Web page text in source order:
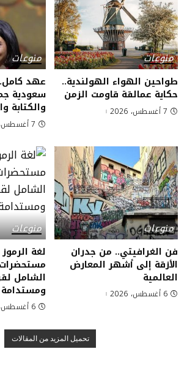
منوعات
طواحين الهواء الهولندية..
حكاية عمالقة قاومت الزمن
7 أغسطس، 2026
منوعات
عهد
سعودية
والكتابة
7 أغسطس، 2026
منوعات
فن الغرافيتي.. من جدران
الأزقة إلى أشهر المعارض
العالمية
6 أغسطس، 2026
منوعات
لغة
الشامل
ومستدامة
6 أغسطس، 2026
تحميل المزيد من المقالات